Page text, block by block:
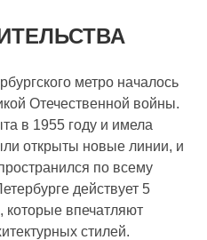
метро началось
Отечественной войны.
в 1955 году и имела
открыты новые линии, и
по всему
действует 5
которые впечатляют
стилей.